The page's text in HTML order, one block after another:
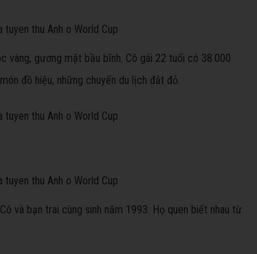
vàng, gương mặt bầu bĩnh. Cô gái 22 tuổi có 38.000
đồ hiệu, những chuyến du lịch đắt đỏ.
và bạn trai cùng sinh năm 1993. Họ quen biết nhau từ